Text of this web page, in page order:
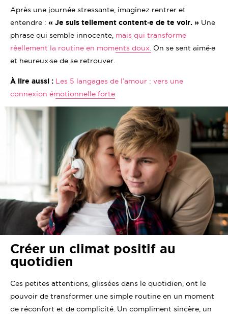
Après une journée stressante, imaginez rentrer et
entendre : « Je suis tellement content·e de te voir. » Une
phrase qui semble innocente, mais qui transforme
réellement la routine en moments doux. On se sent aimé·e
et heureux·se de se retrouver.
À lire aussi : Les 5 langages de l’amour : vers une
connexion émotionnelle forte
Créer un climat positif au
quotidien
Ces petites attentions, glissées dans le quotidien, ont le
pouvoir de transformer une simple routine en un moment
de réconfort et de complicité. Un compliment sincère, un